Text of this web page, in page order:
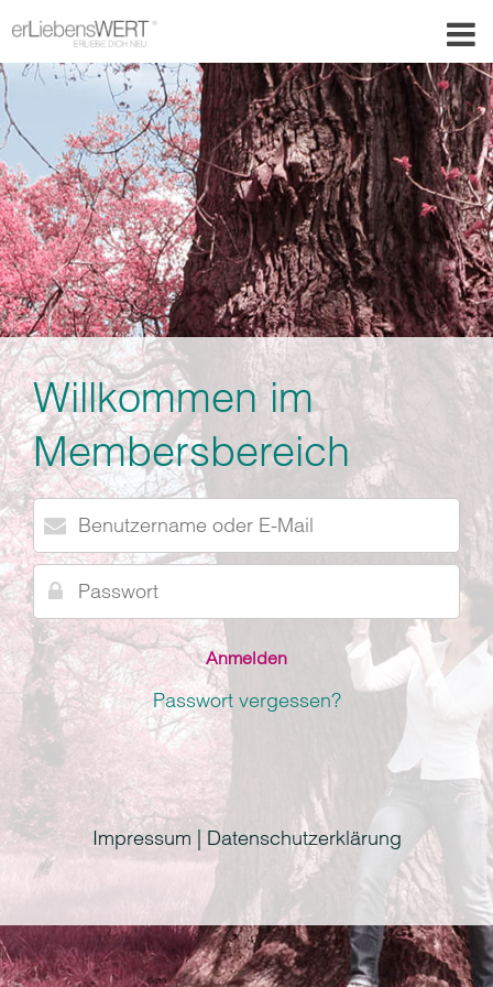
Willkommen im
Membersbereich
Benutzername
oder
E-
Mail
Passwort
Passwort vergessen?
Impressum | Datenschutzerklärung